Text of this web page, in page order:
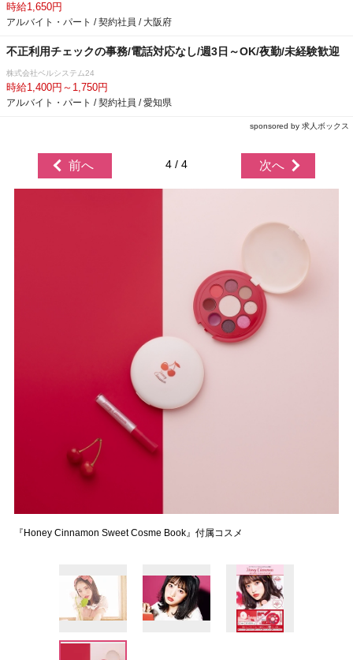
時給1,650円
アルバイト・パート / 契約社員 / 大阪府
不正利用チェックの事務/電話対応なし/週3日～OK/夜勤/未経験歓迎
株式会社ベルシステム24
時給1,400円～1,750円
アルバイト・パート / 契約社員 / 愛知県
sponsored by 求人ボックス
前へ 4 / 4 次へ
『Honey Cinnamon Sweet Cosme Book』付属コスメ